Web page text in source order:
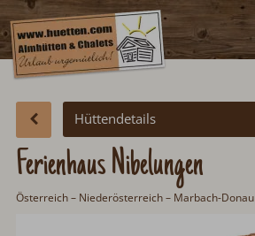
Hüttendetails
Ferienhaus Nibelungen
Österreich– Niederösterreich– Marbach-Donau